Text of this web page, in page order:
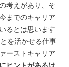
考えがあり、そ
までのキャリア
るとは思います
を活かせる仕事
ーストキャリア